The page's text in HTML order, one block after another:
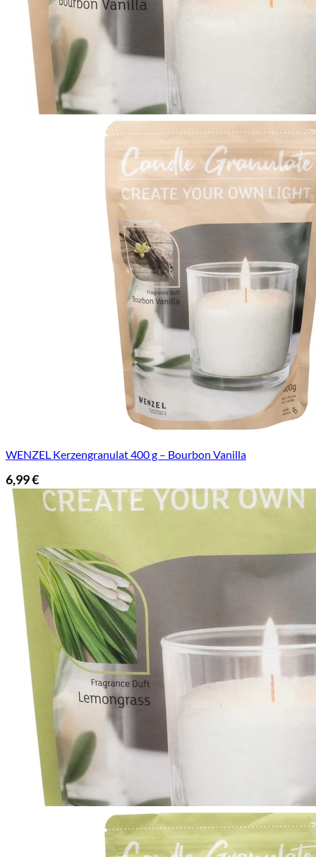
WENZEL Kerzengranulat 400 g – Bourbon Vanilla
6,99€